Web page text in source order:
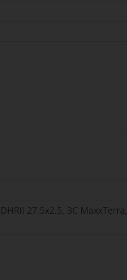
27.5x2.5, 3C MaxxTerra,